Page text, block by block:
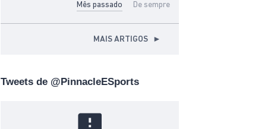
Mês passado De sempre
MAIS ARTIGOS ►
Tweets de @PinnacleESports